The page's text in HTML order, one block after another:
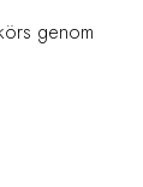
genom